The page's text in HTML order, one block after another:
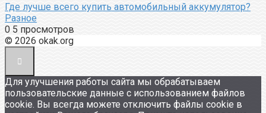
Где лучше всего купить автомобильный аккумулятор?
Разное
0 5 просмотров
© 2026 okak.org
Для улучшения работы сайта мы обрабатываем
пользовательские данные с использованием файлов
cookie. Вы всегда можете отключить файлы cookie в